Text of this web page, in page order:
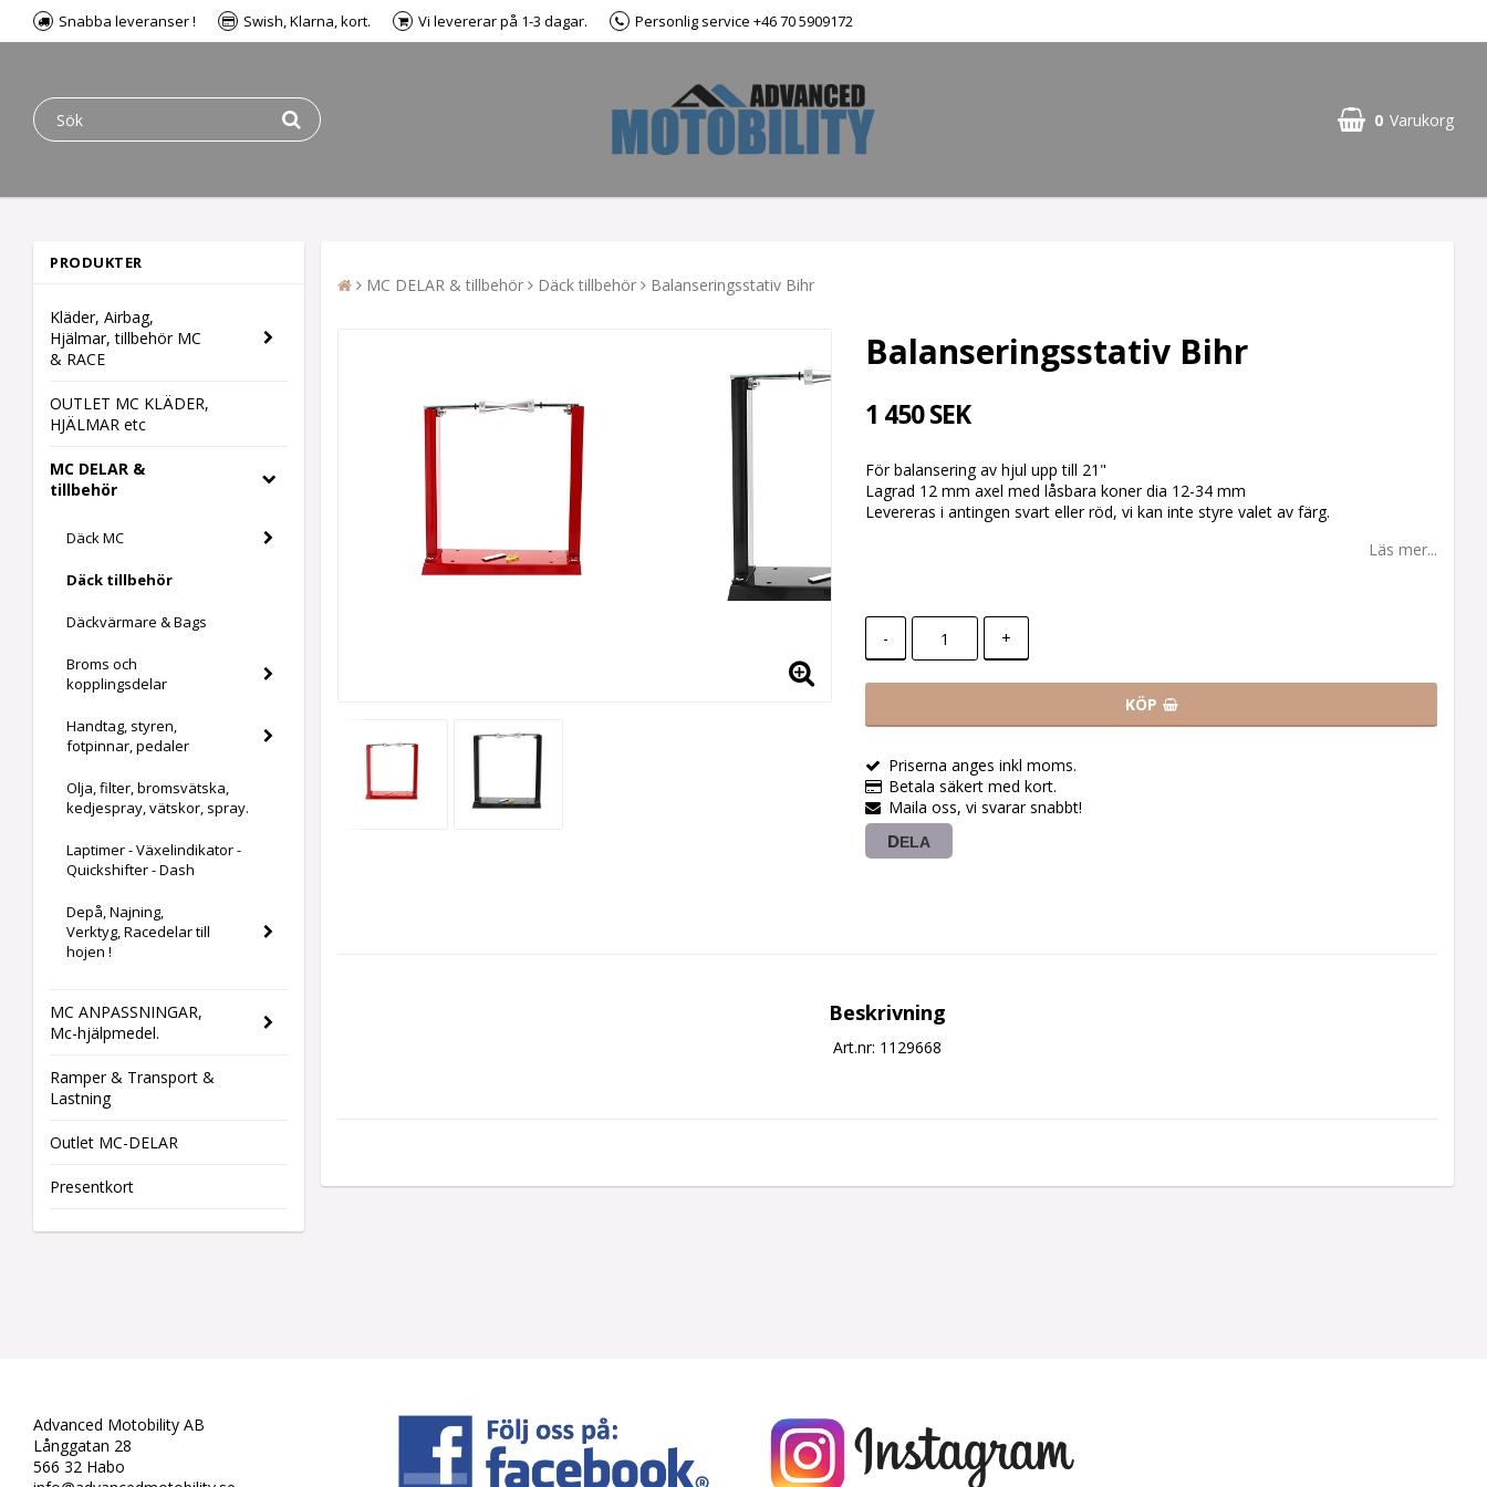
Snabba leveranser ! Swish, Klarna, kort. Vi levererar på 1-3 dagar. Personlig service +46 70 5909172
0 Varukorg
PRODUKTER
Kläder, Airbag,
Hjälmar, tillbehör MC
& RACE
OUTLET MC KLÄDER,
HJÄLMAR etc
MC DELAR &
tillbehör
Däck MC
Däck tillbehör
Däckvärmare & Bags
Broms och
kopplingsdelar
Handtag, styren,
fotpinnar, pedaler
Olja, filter, bromsvätska,
kedjespray, vätskor, spray.
Laptimer - Växelindikator -
Quickshifter - Dash
Depå, Najning,
Verktyg, Racedelar till
hojen !
MC ANPASSNINGAR,
Mc-hjälpmedel.
Ramper & Transport &
Lastning
Outlet MC-DELAR
Presentkort
MC DELAR & tillbehör Däck tillbehör Balanseringsstativ Bihr
Balanseringsstativ Bihr
1 450 SEK
För balansering av hjul upp till 21"
Lagrad 12 mm axel med låsbara koner dia 12-34 mm
Levereras i antingen svart eller röd, vi kan inte styre valet av färg.
Läs mer...
- +
KÖP
Priserna anges inkl moms.
Betala säkert med kort.
Maila oss, vi svarar snabbt!
DELA
Beskrivning
Art.nr: 1129668
Advanced Motobility AB
Långgatan 28
566 32 Habo